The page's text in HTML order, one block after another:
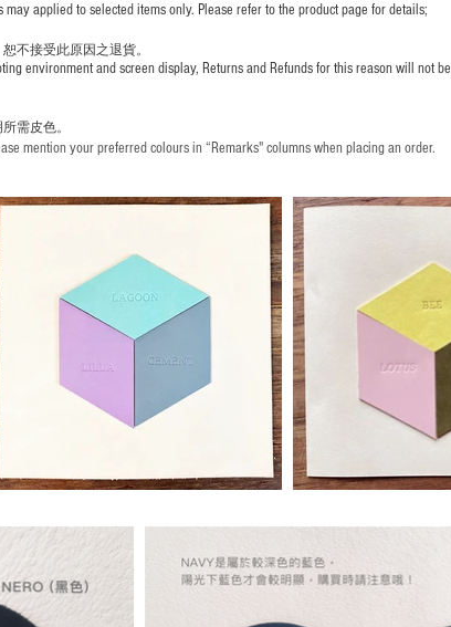
applied to selected items only. Please refer to the product page for details;
不接受此原因之退貨。
environment and screen display, Returns and Refunds for this reason will not be
所需皮色。
mention your preferred colours in “Remarks" columns when placing an order.